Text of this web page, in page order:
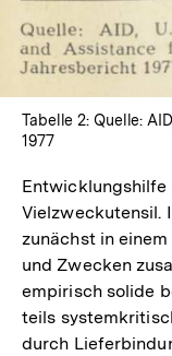
Tabelle 2: Quelle:
1977
Entwicklungshilfe
Vielzweckutensil.
zunächst in
und Zwecken
empirisch solide
teils
durch